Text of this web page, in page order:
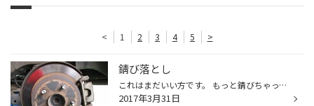
< 1 2 3 4 5 >
錆び落とし
これはまだいい方です。 もっと錆びちゃっていることも。
2017年3月31日